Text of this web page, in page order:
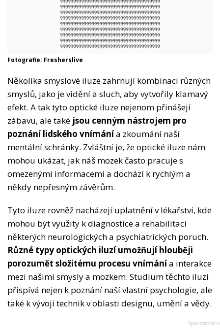
Fotografie: Fresherslive
Několika smyslové iluze zahrnují kombinaci různých
smyslů, jako je vidění a sluch, aby vytvořily klamavý
efekt. A tak tyto optické iluze nejenom přinášejí
zábavu, ale také jsou cenným nástrojem pro
poznání lidského vnímánía zkoumání naší
mentální schránky. Zvláštní je, že optické iluze nám
mohou ukázat, jak náš mozek často pracuje s
omezenými informacemi a dochází k rychlým a
někdy nepřesným závěrům.
Tyto iluze rovněž nacházejí uplatnění v lékařství, kde
mohou být využity k diagnostice a rehabilitaci
některých neurologických a psychiatrických poruch.
Různé typy optických iluzí umožňují hlouběji
porozumět složitému procesu vnímánía interakce
mezi našimi smysly a mozkem. Studium těchto iluzí
přispívá nejen k poznání naší vlastní psychologie, ale
také k vývoji technik v oblasti designu, umění a vědy.